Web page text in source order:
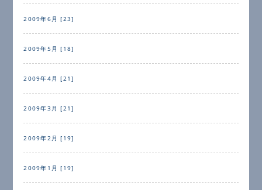
2009年6月 [23]
2009年5月 [18]
2009年4月 [21]
2009年3月 [21]
2009年2月 [19]
2009年1月 [19]